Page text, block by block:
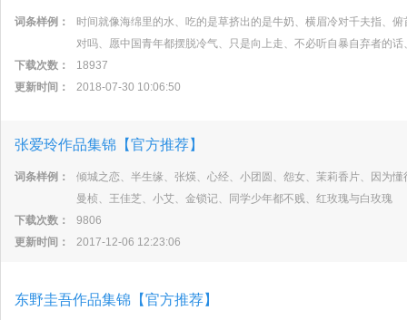
词条样例：
时间就像海绵里的水、吃的是草挤出的是牛奶、横眉冷对千夫指、
对吗、愿中国青年都摆脱冷气、只是向上走、不必听自暴自弃者的
下载次数：
18937
更新时间：
2018-07-30 10:06:50
张爱玲作品集锦【官方推荐】
词条样例：
倾城之恋、半生缘、张煐、心经、小团圆、怨女、茉莉香片、因为
曼桢、王佳芝、小艾、金锁记、同学少年都不贱、红玫瑰与白玫瑰
下载次数：
9806
更新时间：
2017-12-06 12:23:06
东野圭吾作品集锦【官方推荐】